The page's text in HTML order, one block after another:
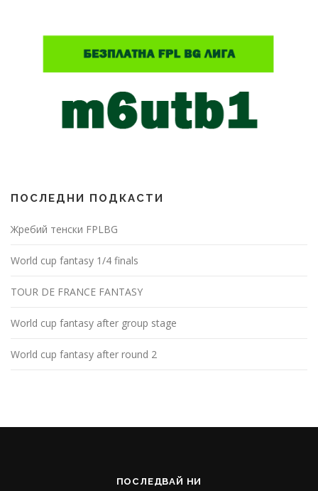
ПОСЛЕДНИ ПОДКАСТИ
Жребий тенски FPLBG
World cup fantasy 1/4 finals
TOUR DE FRANCE FANTASY
World cup fantasy after group stage
World cup fantasy after round 2
ПОСЛЕДВАЙ НИ